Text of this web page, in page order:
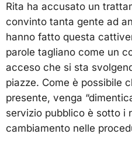
Rita ha accusato un
convinto tanta gente ad
hanno fatto questa
parole tagliano come un
acceso che si sta
piazze. Come è possibile
presente, venga
servizio pubblico è sotto i
cambiamento nelle